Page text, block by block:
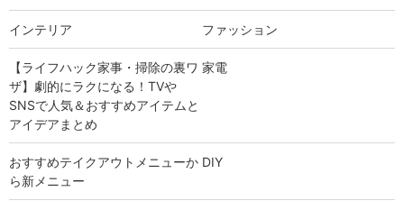
インテリア ファッション
【ライフハック家事・掃除の裏ワ
ザ】劇的にラクになる！TVや
SNSで人気＆おすすめアイテムと
アイデアまとめ
家電
おすすめテイクアウトメニューか
ら新メニュー
DIY